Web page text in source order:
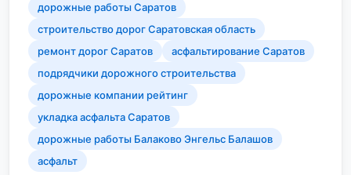
дорожные работы Саратов
строительство дорог Саратовская область
ремонт дорог Саратов
асфальтирование Саратов
подрядчики дорожного строительства
дорожные компании рейтинг
укладка асфальта Саратов
дорожные работы Балаково Энгельс Балашов
асфальт